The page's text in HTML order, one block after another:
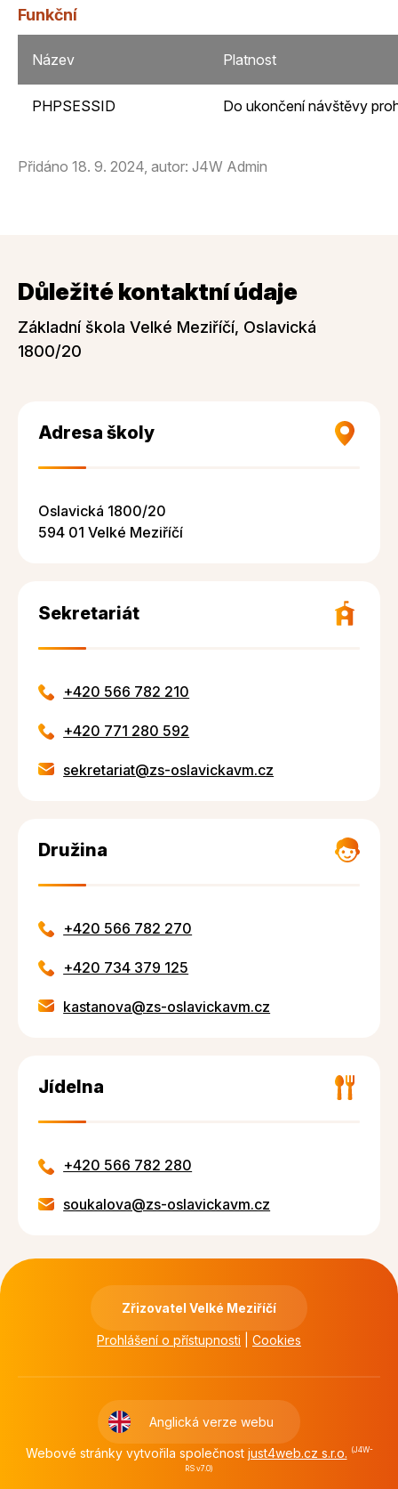
Funkční
Název Platnost
PHPSESSID Do ukončení návštěvy
Přidáno 18. 9. 2024, autor: J4W Admin
Důležité kontaktní údaje
Základní škola Velké Meziříčí, Oslavická
1800/20
Adresa školy
Oslavická 1800/20
594 01 Velké Meziříčí
Sekretariát
+420 566 782 210
+420 771 280 592
sekretariat@zs-oslavickavm.cz
Družina
+420 566 782 270
+420 734 379 125
kastanova@zs-oslavickavm.cz
Jídelna
+420 566 782 280
soukalova@zs-oslavickavm.cz
Zřizovatel Velké Meziříčí
Prohlášení o přístupnosti Cookies
Anglická verze webu
Webové stránky vytvořila společnost just4web.cz s.r.o. (J4W-
RS v7.0)